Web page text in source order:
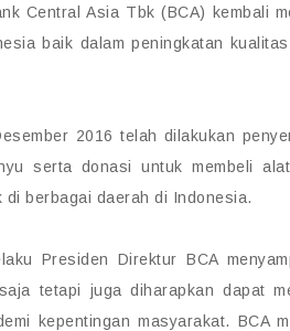
Central Asia Tbk (BCA) kembali
baik dalam peningkatan
2016 telah dilakukan
serta donasi untuk membeli
berbagai daerah di Indonesia.
Presiden Direktur BCA
tetapi juga diharapkan dapat
kepentingan masyarakat. BCA